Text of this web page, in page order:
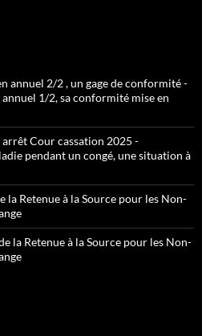
annuel 2/2 , un gage de conformité -
1/2, sa conformité mise en
arrêt Cour cassation 2025 -
pendant un congé, une situation à
la Retenue à la Source pour les Non-
la Retenue à la Source pour les Non-